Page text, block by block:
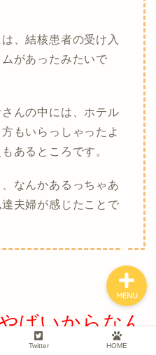
、結核患者の受け入
があったみたいで
んの中には、ホテル
もいらっしゃったよ
あるところです。
なんかあるっちゃあ
夫婦が感じたことで
ばいからなん
Twitter HOME
MENU
プロフィール